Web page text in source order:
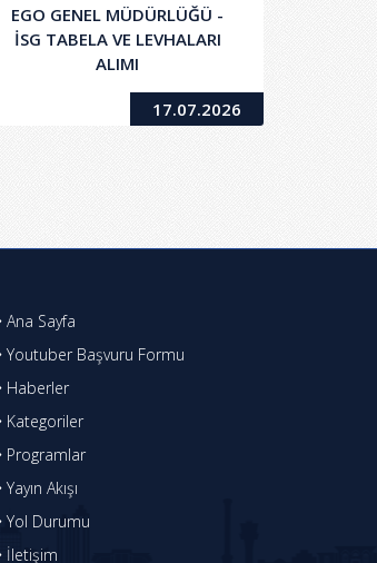
EGO GENEL MÜDÜRLÜĞÜ -
İSG TABELA VE LEVHALARI
ALIMI
17.07.2026
Ana Sayfa
Youtuber Başvuru Formu
Haberler
Kategoriler
Programlar
Yayın Akışı
Yol Durumu
İletişim